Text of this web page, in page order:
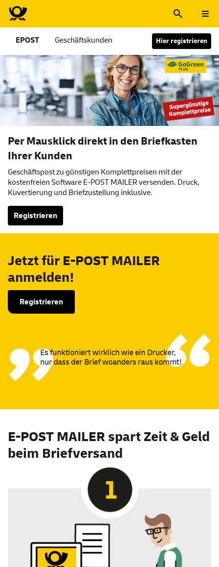
EPOST Geschäftskunden Hier registrieren
Per Mausklick direkt in den Briefkasten
Ihrer Kunden
Geschäftspost zu günstigen Komplettpreisen mit der
kostenfreien Software E-POST MAILER versenden. Druck,
Kuvertierung und Briefzustellung inklusive.
Registrieren
Jetzt für E-POST MAILER
anmelden!
Registrieren
E-POST MAILER spart Zeit & Geld
beim Briefversand